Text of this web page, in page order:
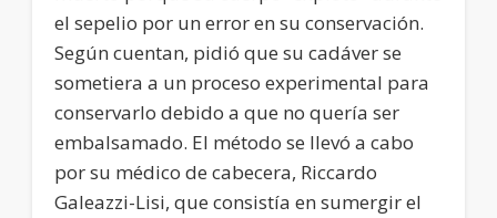
el sepelio por un error en su conservación.
Según cuentan, pidió que su cadáver se
sometiera a un proceso experimental para
conservarlo debido a que no quería ser
embalsamado. El método se llevó a cabo
por su médico de cabecera, Riccardo
Galeazzi-Lisi, que consistía en sumergir el